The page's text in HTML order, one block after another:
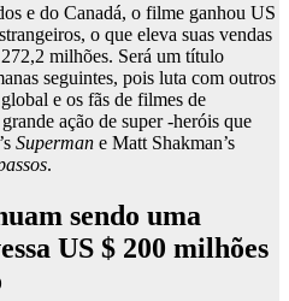
e do Canadá, o filme ganhou US
o que eleva suas vendas
milhões. Será um título
seguintes, pois luta com outros
e os fãs de filmes de
ação de super -heróis que
Superman e Matt Shakman’s
.
sendo uma
US $ 200 milhões